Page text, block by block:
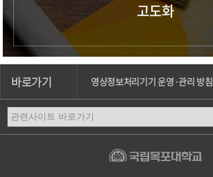
고도화
바로가기 영상정보처리기기 운영·관리 방침
이메일무단수집거부